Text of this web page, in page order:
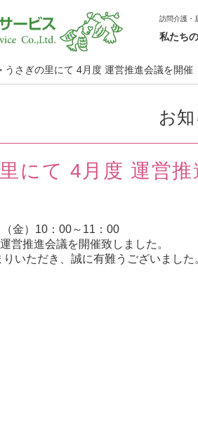
訪問介護・
私たち
うさぎの里にて 4月度 運営推進会議を開催
お
にて 4月度 運営
金）10：00～11：00
推進会議を開催致しました。
いただき、誠に有難うございました